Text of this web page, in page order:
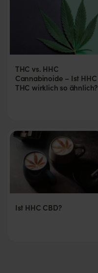
THC vs. HHC
Cannabinoide – Ist HHC
THC wirklich so ähnlich?
Ist HHC CBD?